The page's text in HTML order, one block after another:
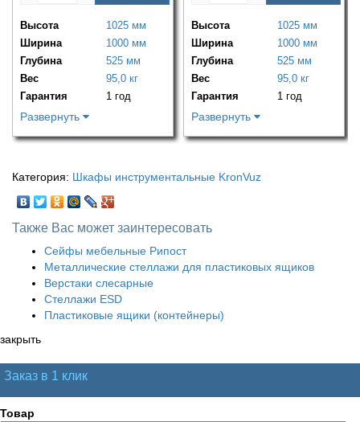
Высота
1025 мм
Ширина
1000 мм
Глубина
525 мм
Вес
95,0 кг
Гарантия
1 год
Развернуть
Высота
1025 мм
Ширина
1000 мм
Глубина
525 мм
Вес
95,0 кг
Гарантия
1 год
Развернуть
Категория: Шкафы инструментальные KronVuz
Также Вас может заинтересовать
Сейфы мебельные Рипост
Металлические стеллажи для пластиковых ящиков
Верстаки слесарные
Стеллажи ESD
Пластиковые ящики (контейнеры)
закрыть
Заказ в 1 клик
Товар